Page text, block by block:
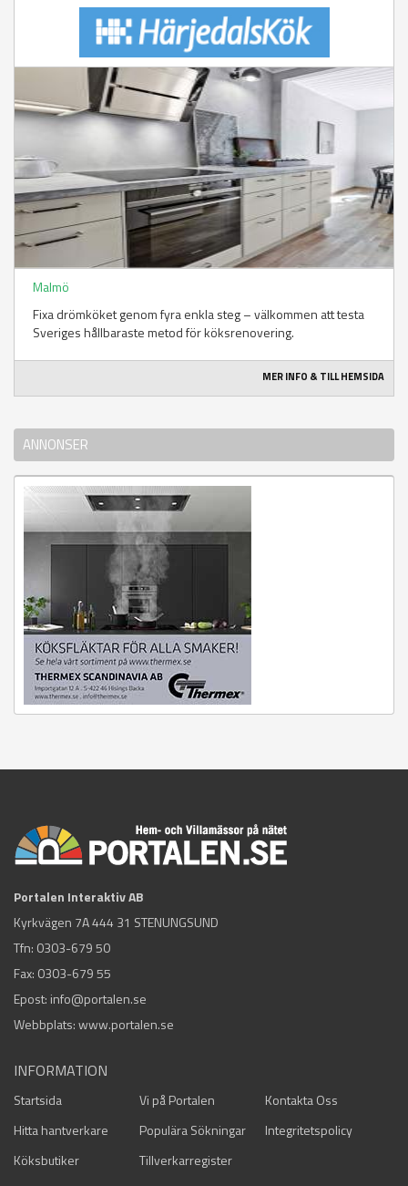
Malmö
Fixa drömköket genom fyra enkla steg – välkommen att testa
Sveriges hållbaraste metod för köksrenovering.
MER INFO & TILL HEMSIDA
ANNONSER
Portalen Interaktiv AB
Kyrkvägen 7A 444 31 STENUNGSUND
Tfn: 0303-679 50
Fax: 0303-679 55
Epost: info@portalen.se
Webbplats: www.portalen.se
INFORMATION
Startsida Vi på Portalen
Kontakta Oss
Hitta hantverkare
Populära Sökningar
Integritetspolicy
Köksbutiker
Tillverkarregister